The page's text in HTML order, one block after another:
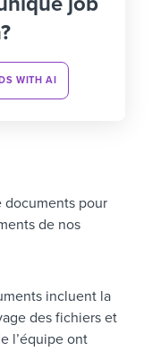
WITH AI
documents pour
de nos
incluent la
des fichiers et
l’équipe ont